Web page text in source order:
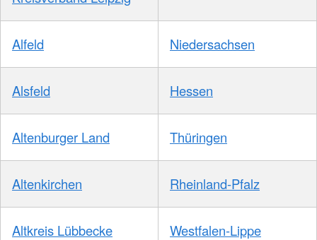
Alfeld Niedersachsen
Alsfeld Hessen
Altenburger Land Thüringen
Altenkirchen Rheinland-Pfalz
Altkreis Lübbecke Westfalen-Lippe